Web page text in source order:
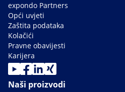
expondo Partners
Opći uvjeti
Zaštita podataka
Kolačići
Pravne obavijesti
Karijera
Naši proizvodi